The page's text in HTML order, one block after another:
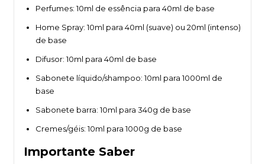
Perfumes: 10ml de essência para 40ml de base
Home Spray: 10ml para 40ml (suave) ou 20ml (intenso)
de base
Difusor: 10ml para 40ml de base
Sabonete líquido/shampoo: 10ml para 1000ml de
base
Sabonete barra: 10ml para 340g de base
Cremes/géis: 10ml para 1000g de base
Importante Saber